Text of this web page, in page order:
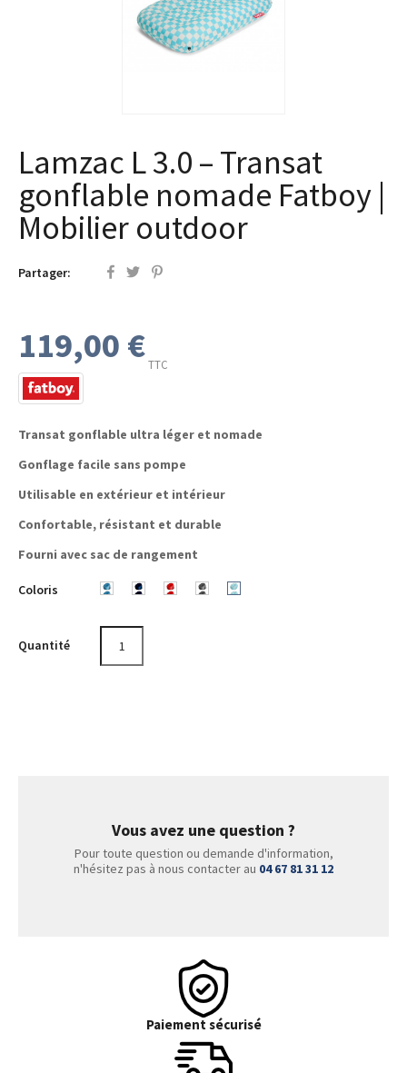
Lamzac L 3.0 – Transat
gonflable nomade Fatboy |
Mobilier outdoor
Partager:
119,00 €TTC
Transat gonflable ultra léger et nomade
Gonflage facile sans pompe
Utilisable en extérieur et intérieur
Confortable, résistant et durable
Fourni avec sac de rangement
Coloris
Sky
Blue
Dark
Blue
Red
Steel
Chess
Quantité
Vous avez une question ?
Pour toute question ou demande d'information,
n'hésitez pas à nous contacter au 04 67 81 31 12
Paiement sécurisé